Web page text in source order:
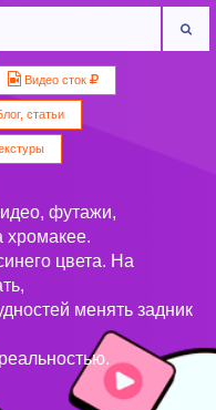
Видео сток
статьи
футажи,
хромакее.
цвета. На
менять задник